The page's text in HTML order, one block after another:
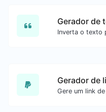
Gerador de